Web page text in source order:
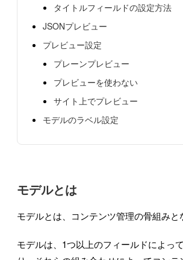
タイトルフィールドの設定方法
JSONプレビュー
プレビュー設定
プレーンプレビュー
プレビューを使わない
サイト上でプレビュー
モデルのラベル設定
モデルとは
モデルとは、コンテンツ管理の骨組みと
モデルは、1つ以上のフィールドによっ